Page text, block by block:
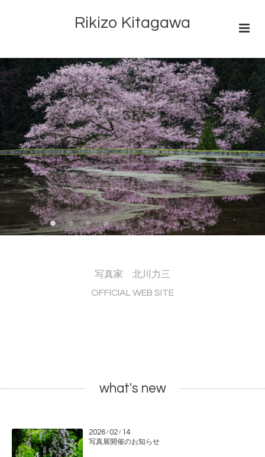
Rikizo Kitagawa
写真家 北川力三
OFFICIAL WEB SITE
what's new
2026 / 02 / 14
写真展開催のお知らせ